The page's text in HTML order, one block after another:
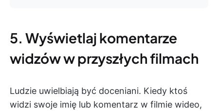
5. Wyświetlaj komentarze
widzów w przyszłych filmach
Ludzie uwielbiają być doceniani. Kiedy ktoś
widzi swoje imię lub komentarz w filmie wideo,